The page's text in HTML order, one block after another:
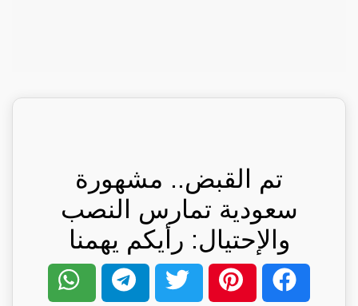
تم القبض.. مشهورة
سعودية تمارس النصب
والإحتيال: رأيكم يهمنا